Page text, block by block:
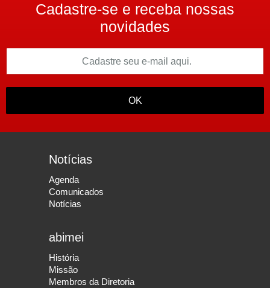
Cadastre-se e receba nossas
novidades
OK
Notícias
Agenda
Comunicados
Notícias
abimei
História
Missão
Membros da Diretoria